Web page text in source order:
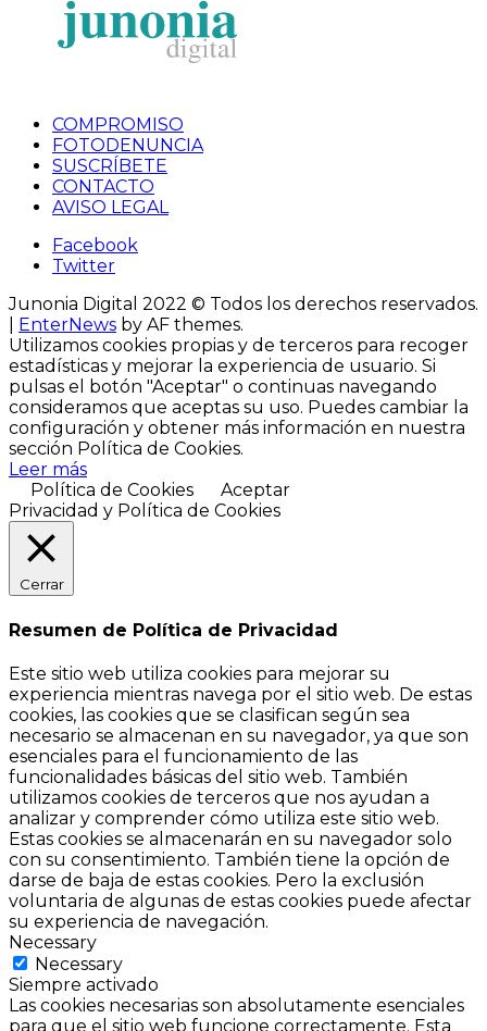
COMPROMISO
FOTODENUNCIA
SUSCRÍBETE
CONTACTO
AVISO LEGAL
Facebook
Twitter
Junonia Digital 2022 © Todos los derechos reservados.
EnterNews by AF themes.
Utilizamos cookies propias y de terceros para recoger
estadísticas y mejorar la experiencia de usuario. Si
pulsas el botón "Aceptar" o continuas navegando
consideramos que aceptas su uso. Puedes cambiar la
configuración y obtener más información ​en nuestra
sección Política de Cookies.
Leer más
Política de Cookies
Aceptar
Privacidad y Política de Cookies
Cerrar
Resumen de Política de Privacidad
Este sitio web utiliza cookies para mejorar su
experiencia mientras navega por el sitio web. De estas
cookies, las cookies que se clasifican según sea
necesario se almacenan en su navegador, ya que son
esenciales para el funcionamiento de las
funcionalidades básicas del sitio web. También
utilizamos cookies de terceros que nos ayudan a
analizar y comprender cómo utiliza este sitio web.
Estas cookies se almacenarán en su navegador solo
con su consentimiento. También tiene la opción de
darse de baja de estas cookies. Pero la exclusión
voluntaria de algunas de estas cookies puede afectar
su experiencia de navegación.
Necessary
Necessary
Siempre activado
Las cookies necesarias son absolutamente esenciales
para que el sitio web funcione correctamente. Esta